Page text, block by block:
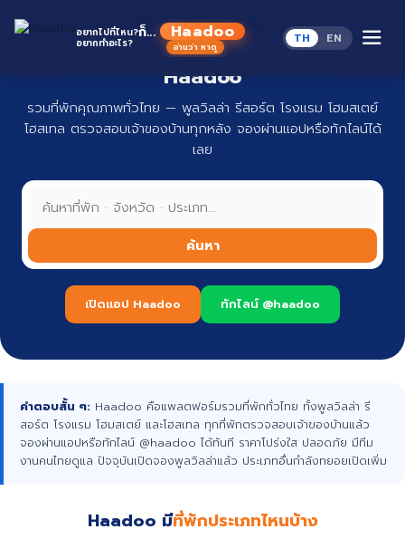
อยากไปที่ไหน?
อยากทำอะไร?
ก็... Haadoo
อ่านว่า หาดู
TH EN
ที่พักทั่วไทย จองง่าย ปลอดภัย กับ
Haadoo
รวมที่พักคุณภาพทั่วไทย — พูลวิลล่า รีสอร์ต โรงแรม โฮมสเตย์
โฮสเทล ตรวจสอบเจ้าของบ้านทุกหลัง จองผ่านแอปหรือทักไลน์ได้
เลย
ค้นหา
เปิดแอป Haadoo ทักไลน์ @haadoo
คำตอบสั้น ๆ: Haadoo คือแพลตฟอร์มรวมที่พักทั่วไทย ทั้งพูลวิลล่า รี
สอร์ต โรงแรม โฮมสเตย์ และโฮสเทล ทุกที่พักตรวจสอบเจ้าของบ้านแล้ว
จองผ่านแอปหรือทักไลน์ @haadoo ได้ทันที ราคาโปร่งใส ปลอดภัย มีทีม
งานคนไทยดูแล ปัจจุบันเปิดจองพูลวิลล่าแล้ว ประเภทอื่นกำลังทยอยเปิดเพิ่ม
Haadoo มีที่พักประเภทไหนบ้าง